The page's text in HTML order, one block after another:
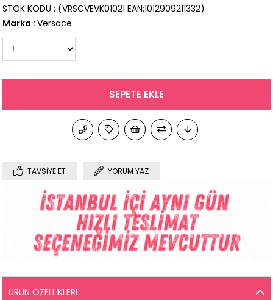
(VRSCVEVK01021 EAN:1012909211332)
STOK KODU
Marka : Versace
TAVSIYE ET YORUM YAZ
ÜRÜN ÖZELLIKLERI